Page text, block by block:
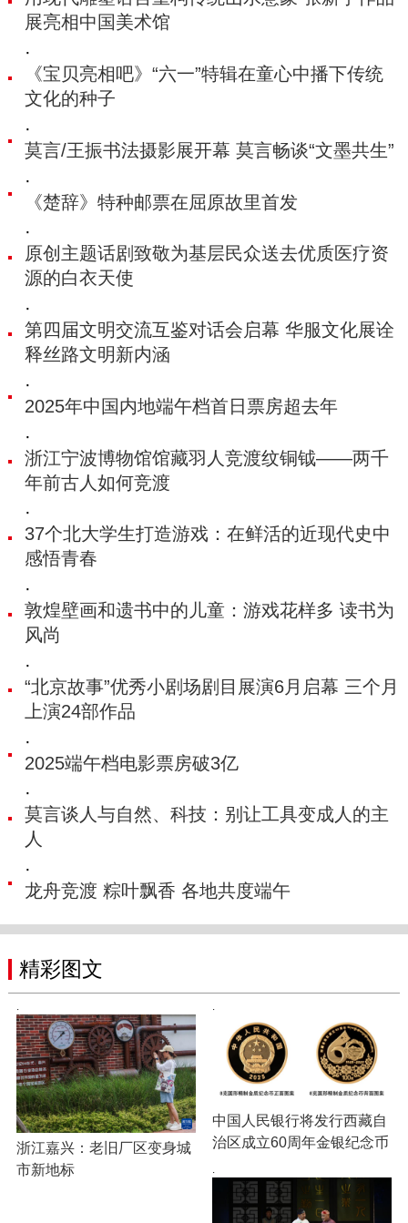
展亮相中国美术馆
·
《宝贝亮相吧》“六一”特辑在童心中播下传统
文化的种子
·
莫言/王振书法摄影展开幕 莫言畅谈“文墨共生”
·
《楚辞》特种邮票在屈原故里首发
·
原创主题话剧致敬为基层民众送去优质医疗资
源的白衣天使
·
第四届文明交流互鉴对话会启幕 华服文化展诠
释丝路文明新内涵
·
2025年中国内地端午档首日票房超去年
·
浙江宁波博物馆馆藏羽人竞渡纹铜钺——两千
年前古人如何竞渡
·
37个北大学生打造游戏：在鲜活的近现代史中
感悟青春
·
敦煌壁画和遗书中的儿童：游戏花样多 读书为
风尚
·
“北京故事”优秀小剧场剧目展演6月启幕 三个月
上演24部作品
·
2025端午档电影票房破3亿
·
莫言谈人与自然、科技：别让工具变成人的主
人
·
龙舟竞渡 粽叶飘香 各地共度端午
精彩图文
·
浙江嘉兴：老旧厂区变身城
市新地标
·
中国人民银行将发行西藏自
治区成立60周年金银纪念币
·